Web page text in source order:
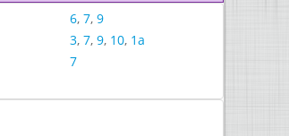
6, 7, 9
3, 7, 9, 10, 1a
7